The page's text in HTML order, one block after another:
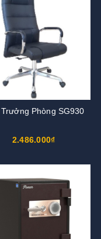
Phòng SG930
2.486.000₫